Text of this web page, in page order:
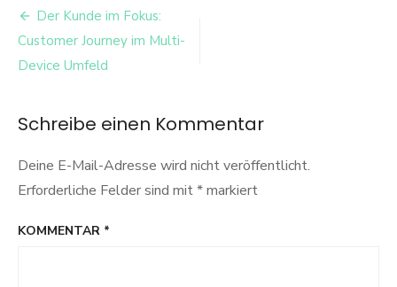
Beitrags-
Navigation
Der Kunde im Fokus:
Customer Journey im Multi-
Device Umfeld
Schreibe einen Kommentar
Deine E-Mail-Adresse wird nicht veröffentlicht.
Erforderliche Felder sind mit*markiert
KOMMENTAR *